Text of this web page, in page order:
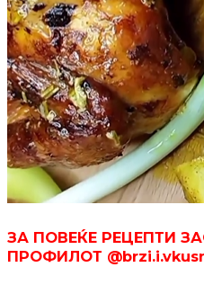
ЗА ПОВЕЌЕ РЕЦЕПТИ
ПРОФИЛОТ